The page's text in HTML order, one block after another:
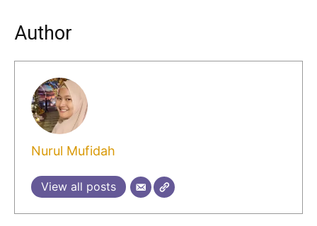
Author
Nurul Mufidah
View all posts